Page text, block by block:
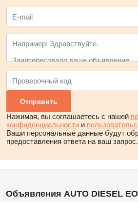
Нажимая, вы соглашаетесь с нашей
конфиденциальности и
Ваши персональные данные будут
предоставления ответа на ваш запрос.
Объявления AUTO DIESEL